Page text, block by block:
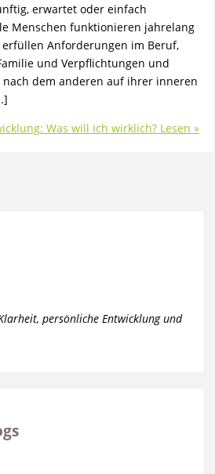
erwartet oder einfach
Menschen funktionieren jahrelang
Anforderungen im Beruf,
und Verpflichtungen und
nach dem anderen auf ihrer inneren
Was will ich wirklich?Lesen »
persönliche Entwicklung und